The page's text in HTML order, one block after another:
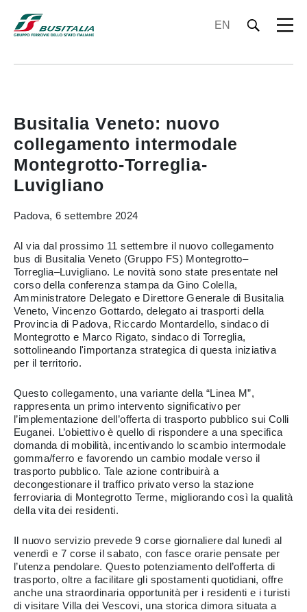
EN
Busitalia Veneto: nuovo
collegamento intermodale
Montegrotto-Torreglia-
Luvigliano
Padova, 6 settembre 2024
Al via dal prossimo 11 settembre il nuovo collegamento
bus di Busitalia Veneto (Gruppo FS) Montegrotto–
Torreglia–Luvigliano. Le novità sono state presentate nel
corso della conferenza stampa da Gino Colella,
Amministratore Delegato e Direttore Generale di Busitalia
Veneto, Vincenzo Gottardo, delegato ai trasporti della
Provincia di Padova, Riccardo Montardello, sindaco di
Montegrotto e Marco Rigato, sindaco di Torreglia,
sottolineando l'importanza strategica di questa iniziativa
per il territorio.
Questo collegamento, una variante della “Linea M”,
rappresenta un primo intervento significativo per
l’implementazione dell’offerta di trasporto pubblico sui Colli
Euganei. L’obiettivo è quello di rispondere a una specifica
domanda di mobilità, incentivando lo scambio intermodale
gomma/ferro e favorendo un cambio modale verso il
trasporto pubblico. Tale azione contribuirà a
decongestionare il traffico privato verso la stazione
ferroviaria di Montegrotto Terme, migliorando così la qualità
della vita dei residenti.
Il nuovo servizio prevede 9 corse giornaliere dal lunedì al
venerdì e 7 corse il sabato, con fasce orarie pensate per
l’utenza pendolare. Questo potenziamento dell’offerta di
trasporto, oltre a facilitare gli spostamenti quotidiani, offre
anche una straordinaria opportunità per i residenti e i turisti
di visitare Villa dei Vescovi, una storica dimora situata a